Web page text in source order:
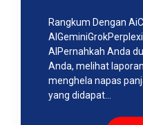
Rangkum Dengan
AIPernahkah Anda
Anda, melihat
menghela napas
yang didapat…